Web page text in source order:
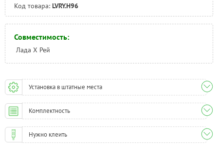
Код товара: LVRY.H96
Совместимость:
Лада Х Рей
Установка в штатные места
Комплектность
Нужно клеить